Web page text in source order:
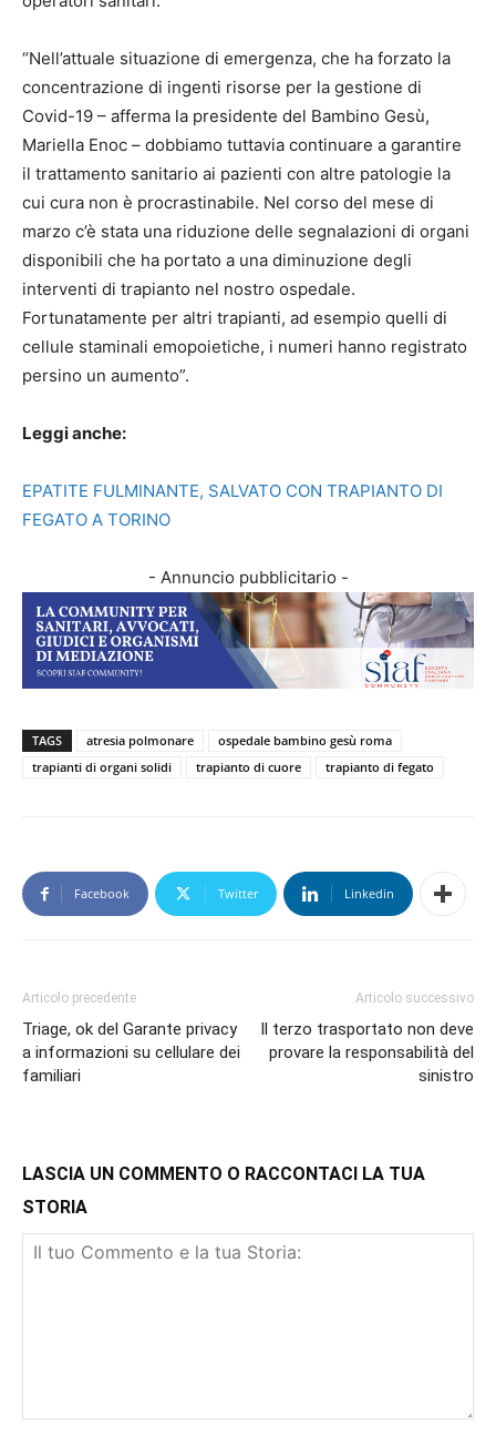
“Nell’attuale situazione di emergenza, che ha forzato la
concentrazione di ingenti risorse per la gestione di
Covid-19 – afferma la presidente del Bambino Gesù,
Mariella Enoc – dobbiamo tuttavia continuare a garantire
il trattamento sanitario ai pazienti con altre patologie la
cui cura non è procrastinabile. Nel corso del mese di
marzo c’è stata una riduzione delle segnalazioni di organi
disponibili che ha portato a una diminuzione degli
interventi di trapianto nel nostro ospedale.
Fortunatamente per altri trapianti, ad esempio quelli di
cellule staminali emopoietiche, i numeri hanno registrato
persino un aumento”.
Leggi anche:
EPATITE FULMINANTE, SALVATO CON TRAPIANTO DI
FEGATO A TORINO
- Annuncio pubblicitario -
TAGS atresia polmonare
ospedale bambino gesù roma
trapianti di organi solidi
trapianto di cuore trapianto di fegato
Facebook Twitter Linkedin
Articolo precedente
Triage, ok del Garante privacy
a informazioni su cellulare dei
familiari
Articolo successivo
Il terzo trasportato non deve
provare la responsabilità del
sinistro
LASCIA UN COMMENTO O RACCONTACI LA TUA
STORIA